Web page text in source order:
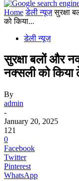
Home डेली न्यूज़ सुरक्षा
को किया...
डेली न्यूज़
सुरक्षा बलों और
नक्सली को किया
By
admin
-
January 20, 2025
121
0
Facebook
Twitter
Pinterest
WhatsApp